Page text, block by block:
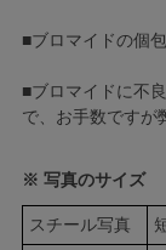
■ブロマイドの個
■ブロマイドに不
で、お手数ですが
※ 写真のサイズ
スチール写真